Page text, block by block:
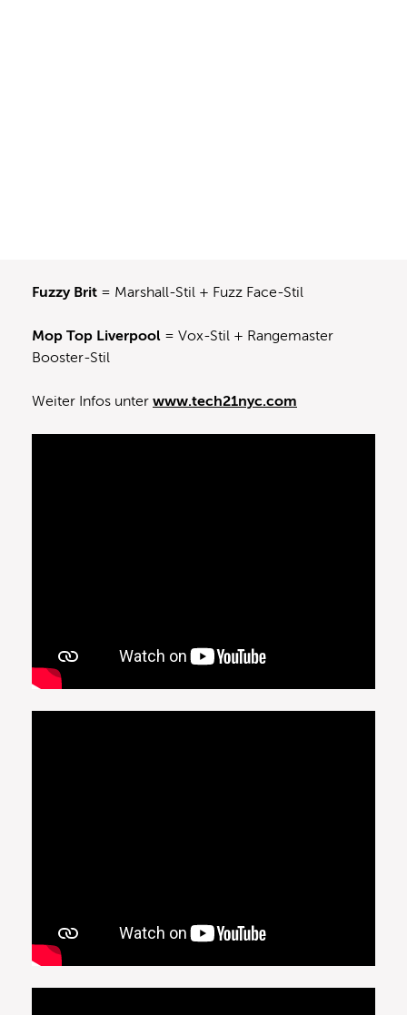
Fuzzy Brit = Marshall-Stil + Fuzz Face-Stil
Mop Top Liverpool = Vox-Stil + Rangemaster
Booster-Stil
Weiter Infos unter www.tech21nyc.com